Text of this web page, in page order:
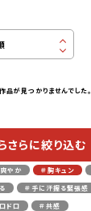
品が見つかりませんでした。
さらに絞り込む
やか ＃胸キュン
＃手に汗握る緊張感
ドロ ＃共感